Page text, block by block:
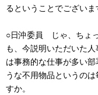
るということでございま
○日沖委員 じゃ、ちょ
も、今説明いただいた
は事務的な仕事が多い
うな不用物品というの
すか。